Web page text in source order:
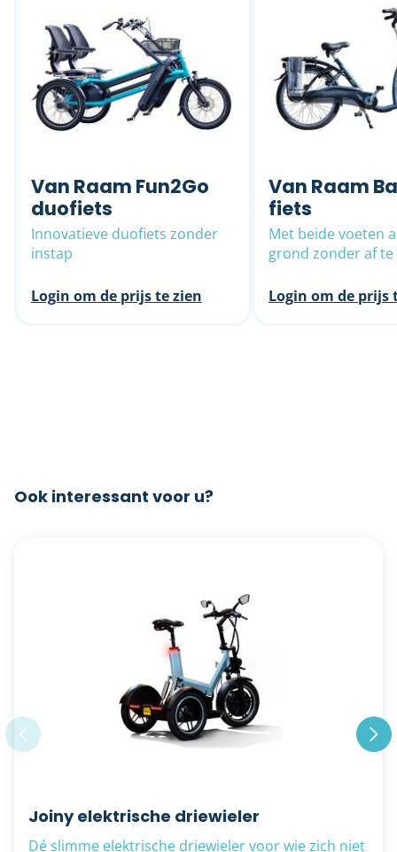
Van Raam Fun2Go
duofiets
Innovatieve duofiets zonder
instap
Login om de prijs te zien
Van Raam
fiets
Met beide voeten
grond zonder af
Login om de prijs
Ook interessant voor u?
Joiny elektrische driewieler
Dé slimme elektrische driewieler voor wie zich niet